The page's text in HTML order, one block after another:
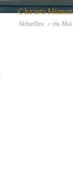
Christi
Aktuelles 09. Mai